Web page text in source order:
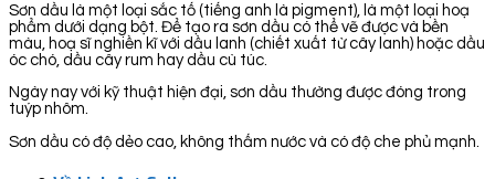
Sơn dầu là một loại sắc tố (tiếng anh là pigment), là một loại hoạ
phẩm dưới dạng bột. Để tạo ra sơn dầu có thể vẽ được và bền
màu, hoạ sĩ nghiền kĩ với dầu lanh (chiết xuất từ cây lanh) hoặc dầu
óc chó, dầu cây rum hay dầu cù túc.
Ngày nay với kỹ thuật hiện đại, sơn dầu thường được đóng trong
tuýp nhôm.
Sơn dầu có độ dẻo cao, không thấm nước và có độ che phủ mạnh.